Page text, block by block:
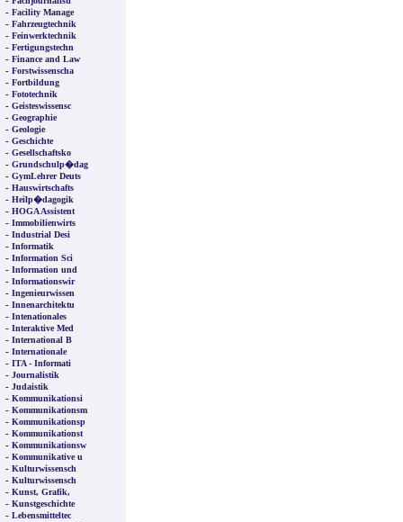
- Facility Manage
- Fahrzeugtechnik
- Feinwerktechnik
- Fertigungstechn
- Finance and Law
- Forstwissenscha
- Fortbildung
- Fototechnik
- Geisteswissensc
- Geographie
- Geologie
- Geschichte
- Gesellschaftsko
- Grundschulp�dag
- GymLehrer Deuts
- Hauswirtschafts
- Heilp�dagogik
- HOGA Assistent
- Immobilienwirts
- Industrial Desi
- Informatik
- Information Sci
- Information und
- Informationswir
- Ingenieurwissen
- Innenarchitektu
- Intenationales
- Interaktive Med
- International B
- Internationale
- ITA - Informati
- Journalistik
- Judaistik
- Kommunikationsi
- Kommunikationsm
- Kommunikationsp
- Kommunikationst
- Kommunikationsw
- Kommunikative u
- Kulturwissensch
- Kulturwissensch
- Kunst, Grafik,
- Kunstgeschichte
- Lebensmitteltec